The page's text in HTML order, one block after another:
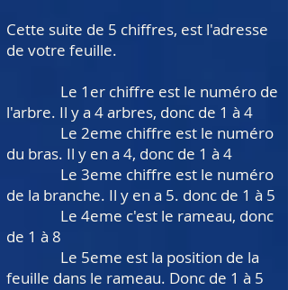
Cette suite de 5 chiffres, est l'adresse
de votre feuille.
​ Le 1er chiffre est le numéro de
l'arbre. Il y a 4 arbres, donc de 1 à 4
Le 2eme chiffre est le numéro
du bras. Il y en a 4, donc de 1 à 4
Le 3eme chiffre est le numéro
de la branche. Il y en a 5. donc de 1 à 5
Le 4eme c'est le rameau, donc
de 1 à 8
Le 5eme est la position de la
feuille dans le rameau. Donc de 1 à 5